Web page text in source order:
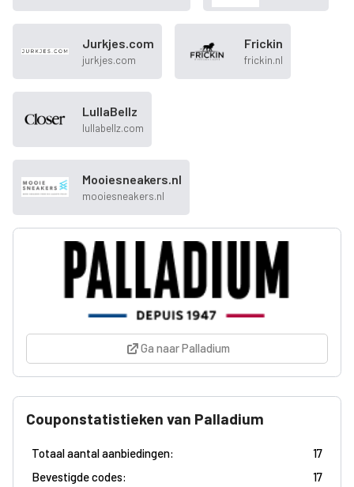
Jurkjes.com
jurkjes.com
Frickin
frickin.nl
LullaBellz
lullabellz.com
Mooiesneakers.nl
mooiesneakers.nl
Ga naar Palladium
Couponstatistieken van Palladium
Totaal aantal aanbiedingen:
17
Bevestigde codes:
17